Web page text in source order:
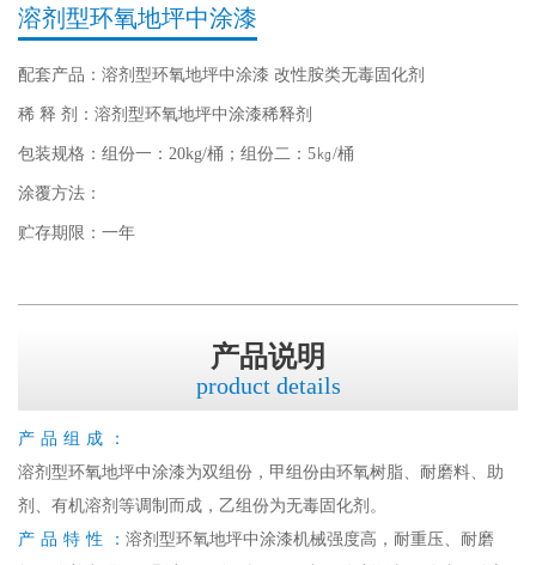
溶剂型环氧地坪中涂漆
配套产品：溶剂型环氧地坪中涂漆 改性胺类无毒固化剂
稀 释 剂：溶剂型环氧地坪中涂漆稀释剂
包装规格：组份一：20kg/桶；组份二：5㎏/桶
涂覆方法：
贮存期限：一年
产品说明
product details
产品组成：
溶剂型环氧地坪中涂漆为双组份，甲组份由环氧树脂、耐磨料、助
剂、有机溶剂等调制而成，乙组份为无毒固化剂。
产品特性： 溶剂型环氧地坪中涂漆机械强度高，耐重压、耐磨